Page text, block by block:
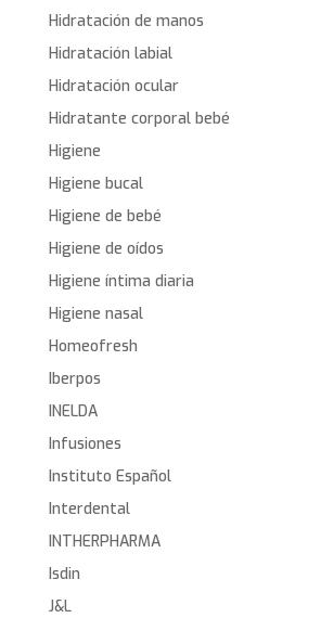
Hidratación de manos
Hidratación labial
Hidratación ocular
Hidratante corporal bebé
Higiene
Higiene bucal
Higiene de bebé
Higiene de oídos
Higiene íntima diaria
Higiene nasal
Homeofresh
Iberpos
INELDA
Infusiones
Instituto Español
Interdental
INTHERPHARMA
Isdin
J&L